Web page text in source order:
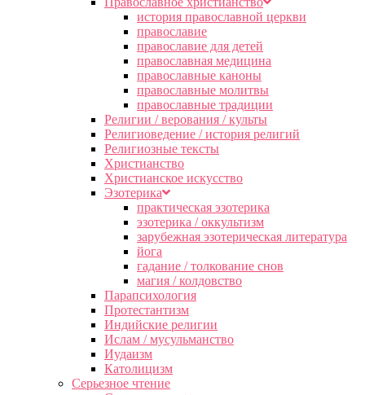
история православной церкви
православие
православие для детей
православная медицина
православные каноны
православные молитвы
православные традиции
Религии / верования / культы
Религиоведение / история религий
Религиозные тексты
Христианство
Христианское искусство
Эзотерика
практическая эзотерика
эзотерика / оккультизм
зарубежная эзотерическая литература
йога
гадание / толкование снов
магия / колдовство
Парапсихология
Протестантизм
Индийские религии
Ислам / мусульманство
Иудаизм
Католицизм
Серьезное чтение